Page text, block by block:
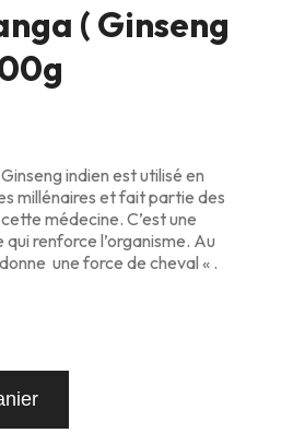
( Ginseng
:
€.
indien est utilisé en
millénaires et fait partie des
médecine. C’est une
renforce l’organisme. Au
une force de cheval « .